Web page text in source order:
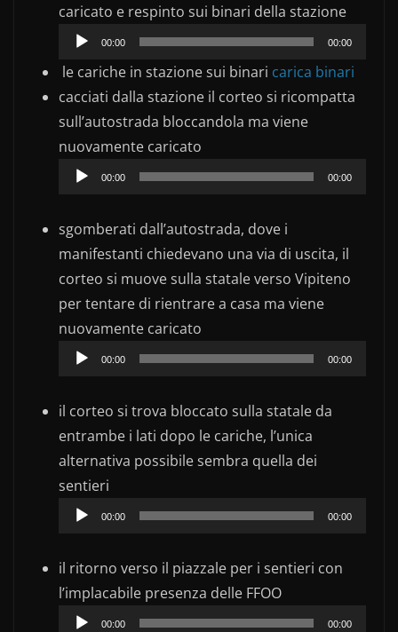
caricato e respinto sui binari della stazioneAudio
Player
00:00 00:00
le cariche in stazione sui binari carica binari
cacciati dalla stazione il corteo si ricompatta
sull’autostrada bloccandola ma viene
nuovamente caricato
Player
00:00 00:00
sgomberati dall’autostrada, dove i
manifestanti chiedevano una via di uscita, il
corteo si muove sulla statale verso Vipiteno
per tentare di rientrare a casa ma viene
nuovamente caricato
Player
00:00 00:00
il corteo si trova bloccato sulla statale da
entrambe i lati dopo le cariche, l’unica
alternativa possibile sembra quella dei
sentieri
Player
00:00 00:00
il ritorno verso il piazzale per i sentieri con
l’implacabile presenza delle FFOOAudio
Player
00:00 00:00